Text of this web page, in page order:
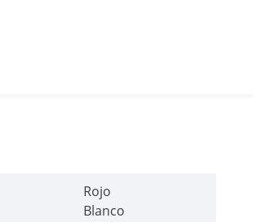
Rojo
Blanco